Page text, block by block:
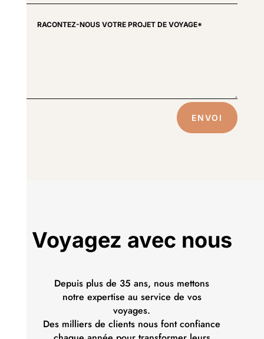
ENVOI
Voyagez avec nous
Depuis plus de 35 ans, nous mettons
notre expertise au service de vos
voyages.
Des milliers de clients nous font confiance